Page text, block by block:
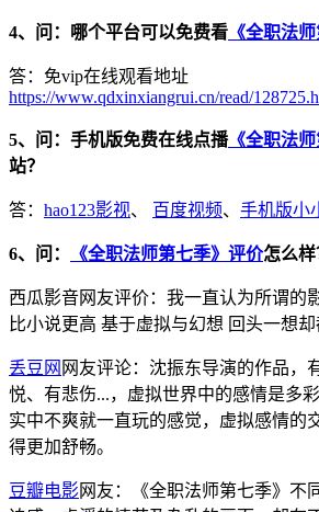
4、问：哪个平台可以免费看 《全职法
答：免vip在线观看地址
https://www.qdxinxiangrui.cn/read/
5、问：手机版免费在线点播《全职法师
站？
答： hao123影视、 百度视频、 手机版小
6、问： 《全职法师第七季》评价怎么样
西瓜影音网友评价：我一直认为所谓的
比小说更高 基于虚拟与幻想 回头一想
丢豆网 网友评论：沈振东导演的作品，
悦、有悲伤...，虚拟世界中的感情是多
实中不爽就一直玩的感觉，虚拟感情的
得更加舒畅。
豆瓣电影网友：《全职法师第七季》不